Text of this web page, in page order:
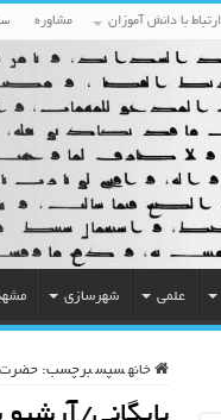
ارتباط با دانش آموزان مشاوره
علمی شهرسازی
خانه سپس برچسب:حضرت